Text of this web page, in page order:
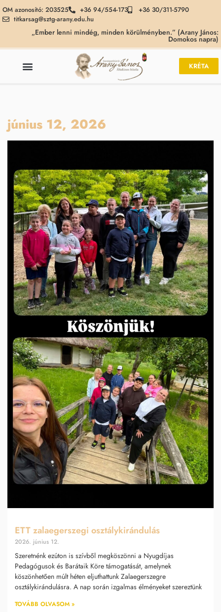
OM azonosító: 203525 +36 94/554-173
+36 30/311-5790
titkarsag@sztg-arany.edu.hu
„Ember lenni mindég, minden körülményben.” (Arany János:
Domokos napra)
KRÉTA
június 12, 2026
ETT zalaegerszegi osztálykirándulás
2026. június 12.
Szeretnénk ezúton is szívből megköszönni a Nyugdíjas
Pedagógusok és Barátaik Köre támogatását, amelynek
köszönhetően múlt héten eljuthattunk Zalaegerszegre
osztálykirándulásra. A nap során izgalmas élményeket szereztünk
TOVÁBB OLVASOM »